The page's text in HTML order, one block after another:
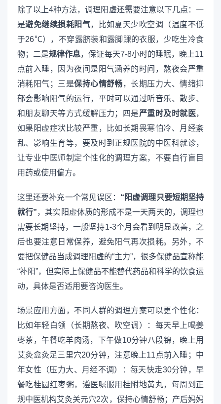
除了以上4种方法，调理阳虚还需要注意以下几点：一
是避免继续损耗阳气，比如夏天少吹空调（温度不低
于26℃），不穿露脐装和露脚踝的衣服，少吃生冷食
物；二是规律作息，保证每天7-8小时的睡眠，晚上11
点前入睡，因为夜间是阳气涵养的时间，熬夜会严重
消耗阳气；三是保持心情舒畅，长期压力大、情绪抑
郁会影响阳气的运行，平时可以通过听音乐、散步、
和朋友聊天等方式缓解压力；四是严重时及时就医，
如果阳虚症状比较严重，比如长期畏寒怕冷、月经紊
乱、影响生育等，要及时到正规医院的中医科就诊，
让专业中医师制定个性化的调理方案，不要自行盲目
用药或使用偏方。
这里还要补充一个常见误区： “阳虚调理只要短期坚持
就行”，其实阳虚体质的形成不是一天两天的，调理也
需要长期坚持，一般坚持1-3个月会看到明显改善，之
后也要注意日常保养，避免阳气再次损耗。另外，不
要把保健品当成调理阳虚的“主力”，很多保健品宣称能
“补阳”，但实际上保健品不能替代药品和科学的饮食运
动，具体是否适用要咨询医生。
场景应用方面，不同人群的调理方案可以更个性化：
比如年轻白领（长期熬夜、吹空调）：每天早上喝姜
枣茶，午餐吃羊肉汤，下午做10分钟八段锦，晚上用
艾灸盒灸足三里穴20分钟，注意晚上11点前入睡；中
年女性（压力大、月经不调）：每天快走30分钟，早
餐吃桂圆红枣粥，遵医嘱服用桂附地黄丸，每周到正
规中医机构艾灸关元穴2次，保持心情舒畅；产后妈妈